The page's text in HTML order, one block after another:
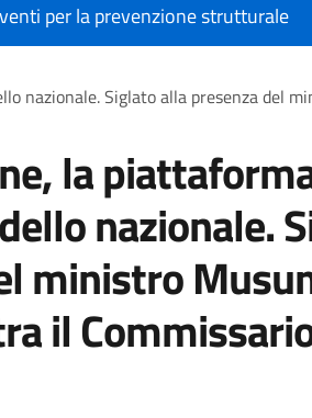
per la prevenzione strutturale
nazionale. Siglato alla presenza del
la
nazionale.
ministro
il